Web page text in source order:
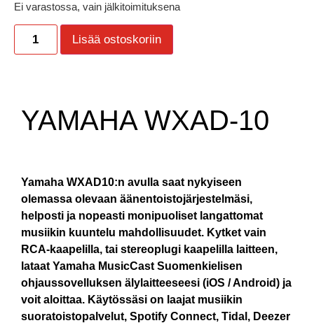
Ei varastossa, vain jälkitoimituksena
Lisää ostoskoriin
YAMAHA WXAD-10
Yamaha WXAD10:n avulla saat nykyiseen
olemassa olevaan äänentoistojärjestelmäsi,
helposti ja nopeasti monipuoliset langattomat
musiikin kuuntelu mahdollisuudet. Kytket vain
RCA-kaapelilla, tai stereoplugi kaapelilla laitteen,
lataat Yamaha MusicCast Suomenkielisen
ohjaussovelluksen älylaitteeseesi (iOS / Android) ja
voit aloittaa. Käytössäsi on laajat musiikin
suoratoistopalvelut, Spotify Connect, Tidal, Deezer